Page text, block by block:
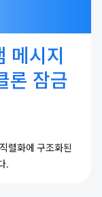
시지
론 잠금
렬화에 구조화된
.